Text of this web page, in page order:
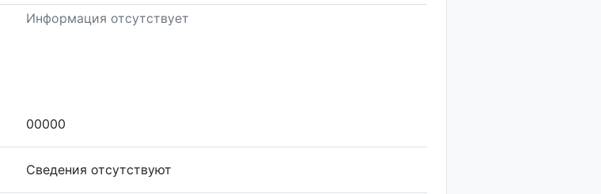
Информация отсутствует
00000
Cведения отсутствуют